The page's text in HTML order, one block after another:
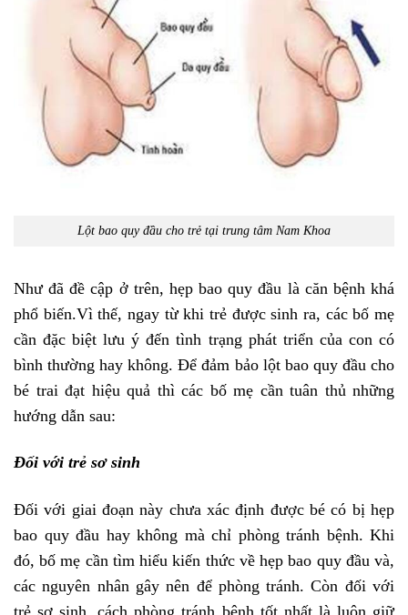
Lột bao quy đầu cho trẻ tại trung tâm Nam Khoa
Như đã đề cập ở trên, hẹp bao quy đầu là căn bệnh khá
phổ biến.Vì thế, ngay từ khi trẻ được sinh ra, các bố mẹ
cần đặc biệt lưu ý đến tình trạng phát triển của con có
bình thường hay không. Để đảm bảo lột bao quy đầu cho
bé trai đạt hiệu quả thì các bố mẹ cần tuân thủ những
hướng dẫn sau:
Đối với trẻ sơ sinh
Đối với giai đoạn này chưa xác định được bé có bị hẹp
bao quy đầu hay không mà chỉ phòng tránh bệnh. Khi
đó, bố mẹ cần tìm hiểu kiến thức về hẹp bao quy đầu và,
các nguyên nhân gây nên để phòng tránh. Còn đối với
trẻ sơ sinh, cách phòng tránh bệnh tốt nhất là luôn giữ